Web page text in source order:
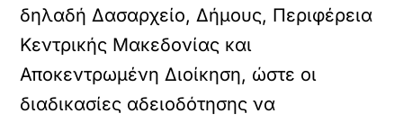
δηλαδή Δασαρχείο, Δήμους, Περιφέρεια
Κεντρικής Μακεδονίας και
Αποκεντρωμένη Διοίκηση, ώστε οι
διαδικασίες αδειοδότησης να